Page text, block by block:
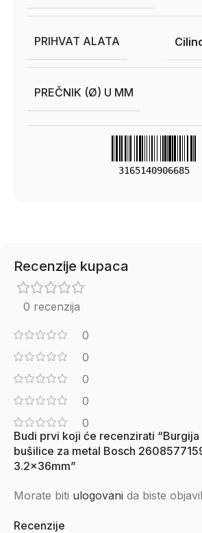
PRIHVAT ALATA
PREČNIK (Ø) U MM
3165140906685
Recenzije kupaca
0 recenzija
0
0
0
0
0
Recenzije
Budi prvi koji će recenzirati “Burgija
bušilice za metal Bosch
3.2x36mm”
Morate biti ulogovani da biste